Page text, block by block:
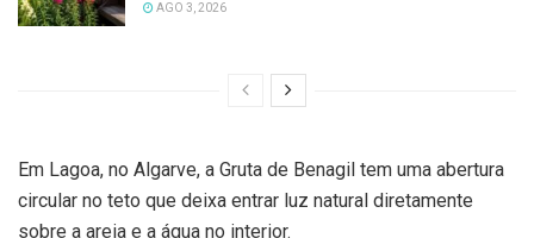
AGO 3, 2026
Em Lagoa, no Algarve, a Gruta de Benagil tem uma abertura
circular no teto que deixa entrar luz natural diretamente
sobre a areia e a água no interior.